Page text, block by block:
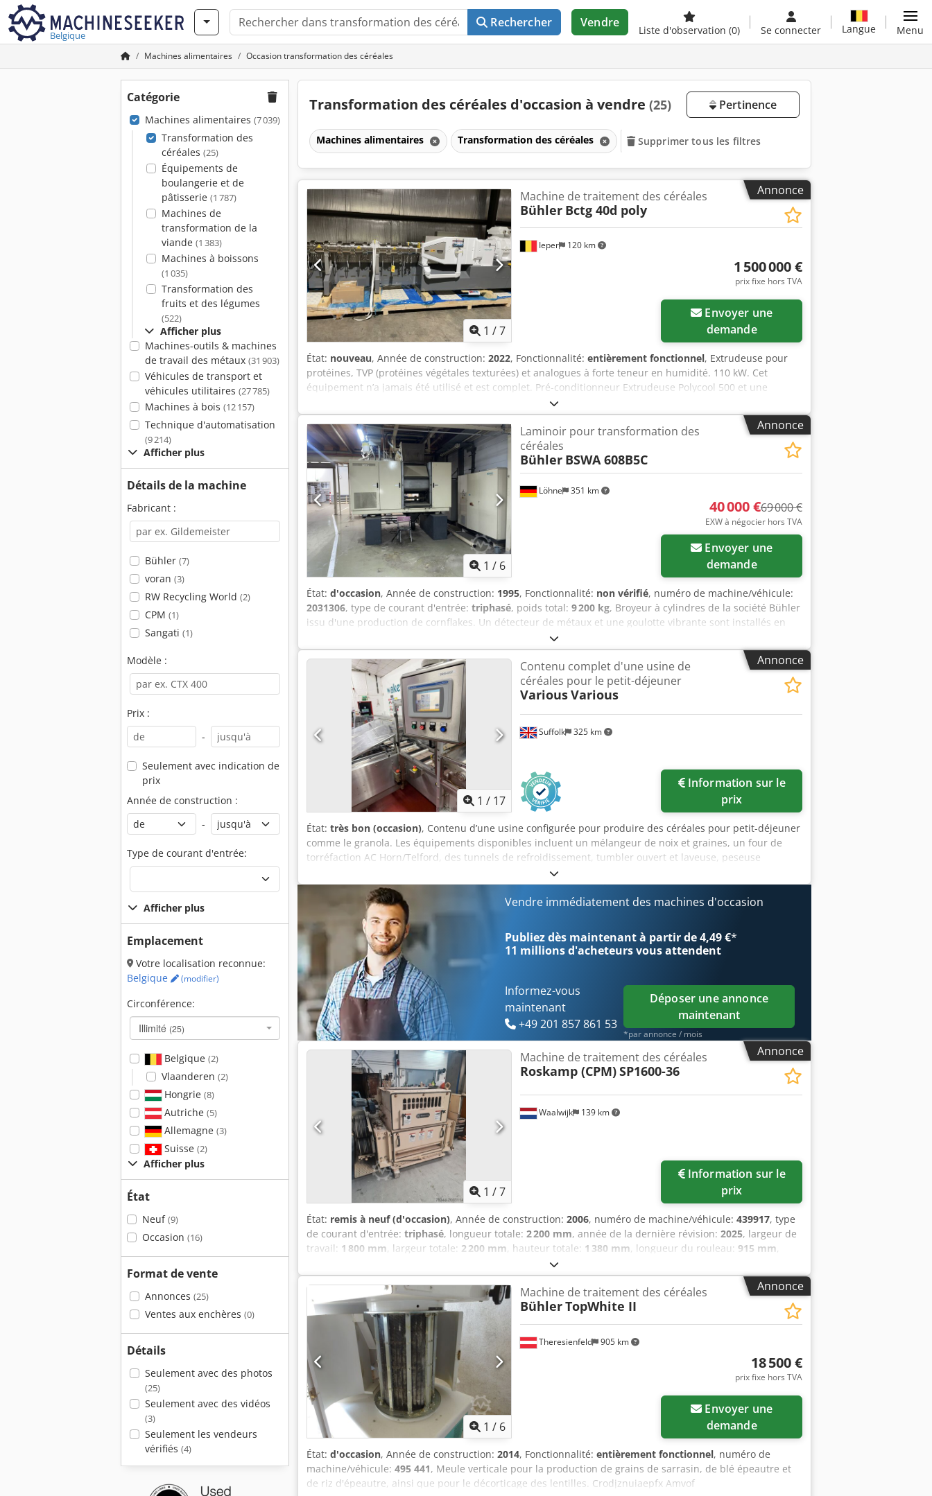
Belgique
Rechercher Vendre
Liste d'observation (0) Se connecter Langue Menu
Machines alimentaires Occasion transformation des céréales
Catégorie
Machines alimentaires (7 039)
Transformation des
céréales (25)
Équipements de
boulangerie et de
pâtisserie (1 787)
Machines de
transformation de la
viande (1 383)
Machines à boissons
(1 035)
Transformation des
fruits et des légumes
(522)
Afficher plus
Machines-outils & machines
de travail des métaux (31 903)
Véhicules de transport et
véhicules utilitaires (27 785)
Machines à bois (12 157)
Technique d'automatisation
(9 214)
Afficher plus
Détails de la machine
Fabricant :
Bühler (7)
voran (3)
RW Recycling World (2)
CPM (1)
Sangati (1)
Modèle :
Prix :
-
Seulement avec indication de
prix
Année de construction :
-
Type de courant d'entrée:
Afficher plus
Emplacement
Votre localisation reconnue:
Belgique
(modifier)
Circonférence:
Illimité (25)
Belgique (2)
Vlaanderen (2)
Hongrie (8)
Autriche (5)
Allemagne (3)
Suisse (2)
Afficher plus
État
Neuf(9)
Occasion (16)
Format de vente
Annonces (25)
Ventes aux enchères (0)
Détails
Seulement avec des photos
(25)
Seulement avec des vidéos
(3)
Seulement les vendeurs
vérifiés (4)
Transformation des céréales d'occasion à vendre (25) Pertinence
Machines alimentaires Transformation des céréales Supprimer tous les filtres
Annonce
1 /7
Ieper 120 km
Machine de traitement des céréales
Bühler Bctg 40d poly
1 500 000 €
prix fixe hors TVA
demande
État: nouveau, Année de construction: 2022, Fonctionnalité: entièrement fonctionnel, Extrudeuse pour
protéines, TVP (protéines végétales texturées) et analogues à forte teneur en humidité. 110 kW. Cet
équipement n’a jamais été utilisé et est complet. Pré-conditionneur Extrudeuse Polycool 500 et une
Polycool 1000 Cedpfxozh I Dqe Amvorf 6 régulateurs de température thermoplastiques (refroidissement et
chauffage). Système de dosage Bühler (à dosage gravimétrique) pour les protéines. Panneau de
commande en acier inoxydable. Système de ventilation pour l’extrudeuse. Système de dosage pour
liquides (Netsch).
Annonce
1 / 6
Löhne 351 km
Laminoir pour transformation des
céréales
Bühler BSWA 608B5C
40 000 €69 000 €
EXW à négocier hors TVA
demande
État: d'occasion, Année de construction: 1995, Fonctionnalité: non vérifié, numéro de machine/véhicule:
2031306, type de courant d'entrée: triphasé, poids total: 9 200 kg, Broyeur à cylindres de la société Bühler
issu d'une production de cornflakes. Un détecteur de métaux et une goulotte vibrante sont installés en
amont. L'armoire de commande est présente. Poids du broyeur à cylindres env. 9 200 kg. Crodpfxoxgq Rko
Amvef
Annonce
1 / 17
Suffolk 325 km
Contenu complet d'une usine de
céréales pour le petit-déjeuner
VariousVarious
Information sur le
prix
État: très bon (occasion), Contenu d’une usine configurée pour produire des céréales pour petit-déjeuner
comme le granola. Les équipements disponibles incluent un mélangeur de noix et graines, un four de
torréfaction AC Horn/Telford, des tunnels de refroidissement, tumbler ouvert et laveuse, peseuse
associative multi-têtes et ensacheuse, encartonneuse automatique Bradman Lake avec alimentation
automatique. Cedpeyzbktofx Amverf
Vendre immédiatement des machines d'occasion
Publiez dès maintenant à partir de 4,49 €*
11 millions d'acheteursvous attendent
Informez-vous
maintenant
+49 201 857 861 53
Déposer une annonce
maintenant
*par annonce / mois
Annonce
1 /7
Waalwijk 139 km
Machine de traitement des céréales
Roskamp (CPM)SP1600-36
Information sur le
prix
État: remis à neuf (d'occasion), Année de construction: 2006, numéro de machine/véhicule: 439917, type
de courant d'entrée: triphasé, longueur totale: 2 200 mm, année de la dernière révision: 2025, largeur de
travail: 1 800 mm, largeur totale: 2 200 mm, hauteur totale: 1 380 mm, longueur du rouleau: 915 mm,
, Cylindreuse Roskamp SP 1600 entièrement rénovée Paire simple, haute Longueur
des rouleaux : 915 mm Diamètre du rouleau : 405 mm Poids : 4082 kg Puissance moteur : 45 kW Codpfx
Amex Aiflsvorf Année de fabrication : 2006
Annonce
1 / 6
Theresienfeld 905 km
Machine de traitement des céréales
BühlerTopWhite II
18 500 €
prix fixe hors TVA
demande
État: d'occasion, Année de construction: 2014, Fonctionnalité: entièrement fonctionnel, numéro de
machine/véhicule: 495 441, Meule verticale pour la production de grains de sarrasin, de blé épeautre et
de riz d'épeautre, ainsi que pour le décorticage des lentilles. Crodjznuiaepfx Amvof